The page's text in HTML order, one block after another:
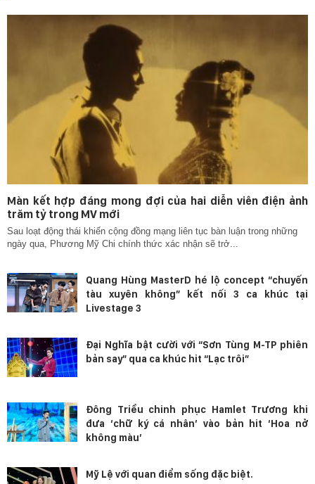
Màn kết hợp đáng mong đợi của hai diễn viên điện ảnh
trăm tỷ trong MV mới
Sau loạt động thái khiến cộng đồng mạng liên tục bàn luận trong những
ngày qua, Phương Mỹ Chi chính thức xác nhận sẽ trở...
Quang Hùng MasterD hé lộ concept “chuyến
tàu xuyên không” kết nối 3 ca khúc tại
Livestage 3
Đại Nghĩa bật cười với “Sơn Tùng M-TP phiên
bản say” qua ca khúc hit “Lạc trôi”
Đông Triều chinh phục Hamlet Trương khi
đưa ‘chữ ký cá nhân’ vào bản hit ‘Hoa nở
không màu’
Mỹ Lệ với quan điểm sống đặc biệt.